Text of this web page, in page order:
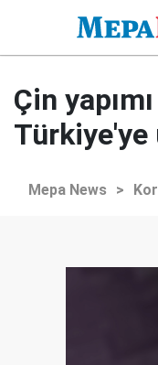
Çin
Türkiye'ye
Mepa News >